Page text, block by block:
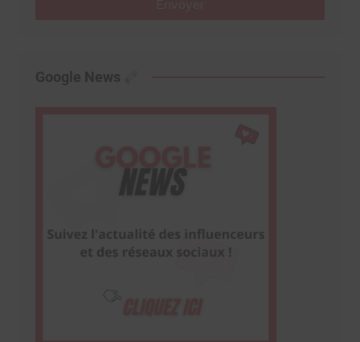
Google News